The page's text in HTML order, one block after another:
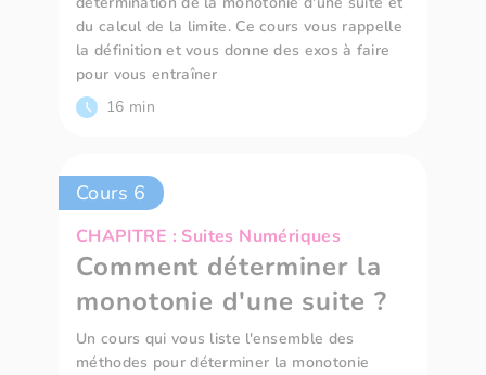
du calcul de la limite. Ce cours vous rappelle
la définition et vous donne des exos à faire
pour vous entraîner
16 min
Cours 6
CHAPITRE : Suites Numériques
Comment déterminer la
monotonie d'une suite ?
Un cours qui vous liste l'ensemble des
méthodes pour déterminer la monotonie